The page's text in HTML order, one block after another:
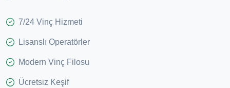
7/24 Vinç Hizmeti
Lisanslı Operatörler
Modern Vinç Filosu
Ücretsiz Keşif